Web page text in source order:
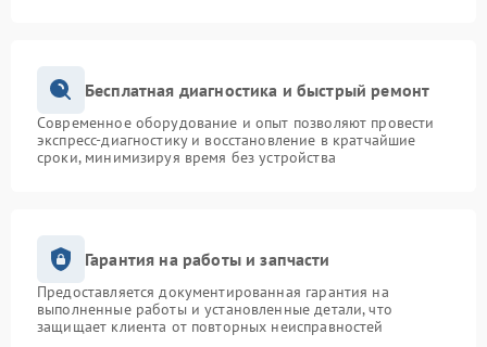
Бесплатная диагностика и быстрый ремонт
Современное оборудование и опыт позволяют провести
экспресс-диагностику и восстановление в кратчайшие
сроки, минимизируя время без устройства
Гарантия на работы и запчасти
Предоставляется документированная гарантия на
выполненные работы и установленные детали, что
защищает клиента от повторных неисправностей